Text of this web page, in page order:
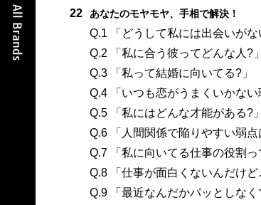
22 あなたのモヤモヤ、手相で解決！
Q.1 「どうして私には出会いがな
Q.2 「私に合う彼ってどんな人?」
Q.3 「私って結婚に向いてる?」
Q.4 「いつも恋がうまくいかない
Q.5 「私にはどんな才能がある?」
Q.6 「人間関係で陥りやすい弱点
Q.7 「私に向いてる仕事の役割っ
Q.8 「仕事が面白くないんだけど
Q.9 「最近なんだかパッとしなく